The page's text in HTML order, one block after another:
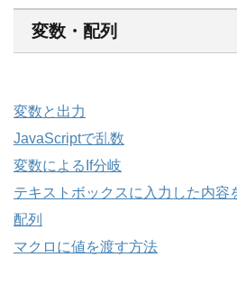
変数・配列
変数と出力
JavaScriptで乱数
変数によるIf分岐
テキストボックスに入力した内容
配列
マクロに値を渡す方法